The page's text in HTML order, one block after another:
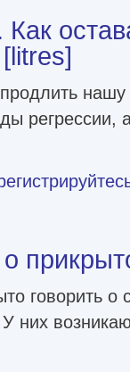
Как
нашу
регрессии,
молодым до
говорить о
них